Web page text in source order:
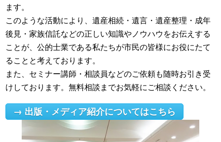
ます。
このような活動により、遺産相続・遺言・遺産整理・成年
後見・家族信託などの正しい知識やノウハウをお伝えする
ことが、公的士業である私たちが市民の皆様にお役にたて
ることと考えております。
また、セミナー講師・相談員などのご依頼も随時お引き受
けしております。無料相談までお気軽にご相談ください。
→ 出版・メディア紹介についてはこちら